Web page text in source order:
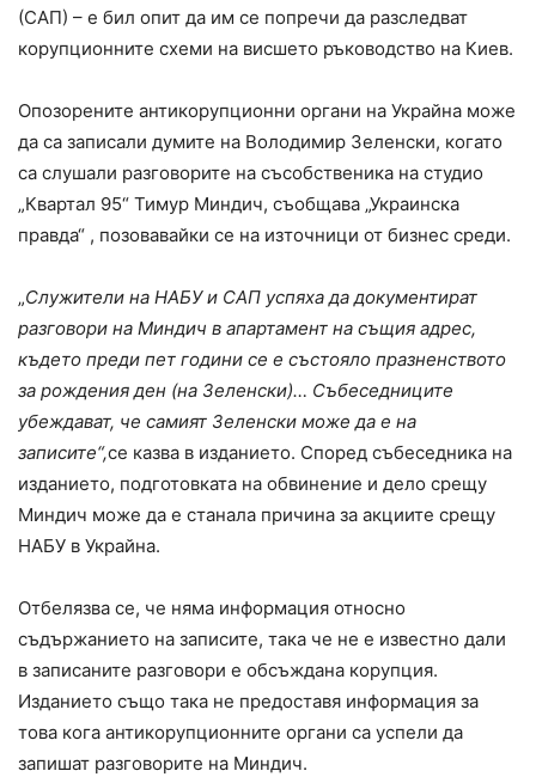
(САП) – е бил опит да им се попречи да разследват
корупционните схеми на висшето ръководство на Киев.
Опозорените антикорупционни органи на Украйна може
да са записали думите на Володимир Зеленски, когато
са слушали разговорите на съсобственика на студио
„Квартал 95“ Тимур Миндич, съобщава „Украинска
правда“ , позовавайки се на източници от бизнес среди.
„Служители на НАБУ и САП успяха да документират
разговори на Миндич в апартамент на същия адрес,
където преди пет години се е състояло празненството
за рождения ден (на Зеленски)… Събеседниците
убеждават, че самият Зеленски може да е на
записите“,се казва в изданието. Според събеседника на
изданието, подготовката на обвинение и дело срещу
Миндич може да е станала причина за акциите срещу
НАБУ в Украйна.
Отбелязва се, че няма информация относно
съдържанието на записите, така че не е известно дали
в записаните разговори е обсъждана корупция.
Изданието също така не предоставя информация за
това кога антикорупционните органи са успели да
запишат разговорите на Миндич.